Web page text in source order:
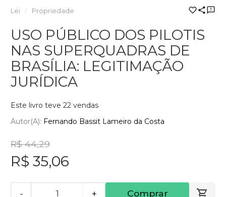
Lei Propriedade
USO PÚBLICO DOS PILOTIS
NAS SUPERQUADRAS DE
BRASÍLIA: LEGITIMAÇÃO
JURÍDICA
Este livro teve 22 vendas
Autor(a): Fernando Bassit Lameiro da Costa
R$ 44,29
R$ 35,06
- + Comprar